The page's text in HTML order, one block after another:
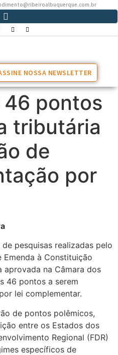
NOSSA NEWSLETTER
46 pontos
tributária
de
por
pesquisas realizadas pelo
Emenda à Constituição
aprovada na Câmara dos
46 pontos a serem
lei complementar.
de pontos polêmicos,
entre os Estados dos
Regional (FDR)
específicos de